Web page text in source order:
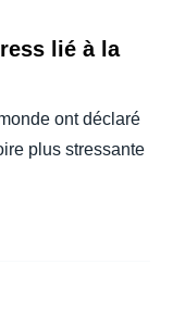
lié à la
ont déclaré
plus stressante